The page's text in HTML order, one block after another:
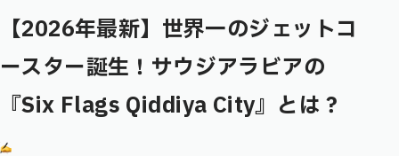
【2026年最新】世界一のジェットコ
ースター誕生！サウジアラビアの
『Six Flags Qiddiya City』とは？